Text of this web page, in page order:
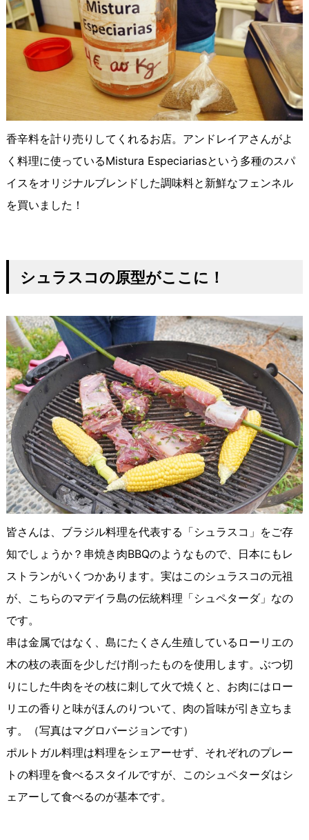
香辛料を計り売りしてくれるお店。アンドレイアさんがよ
く料理に使っているMistura Especiariasという多種のスパ
イスをオリジナルブレンドした調味料と新鮮なフェンネル
を買いました！
シュラスコの原型がここに！
皆さんは、ブラジル料理を代表する「シュラスコ」をご存
知でしょうか？串焼き肉BBQのようなもので、日本にもレ
ストランがいくつかあります。実はこのシュラスコの元祖
が、こちらのマデイラ島の伝統料理「シュペターダ」なの
です。
串は金属ではなく、島にたくさん生殖しているローリエの
木の枝の表面を少しだけ削ったものを使用します。ぶつ切
りにした牛肉をその枝に刺して火で焼くと、お肉にはロー
リエの香りと味がほんのりついて、肉の旨味が引き立ちま
す。（写真はマグロバージョンです）
ポルトガル料理は料理をシェアーせず、それぞれのプレー
トの料理を食べるスタイルですが、このシュペターダはシ
ェアーして食べるのが基本です。